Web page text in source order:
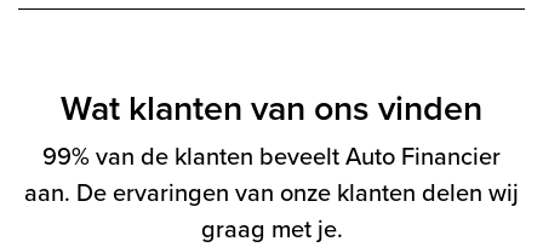
Wat klanten van ons vinden
99% van de klanten beveelt Auto Financier
aan. De ervaringen van onze klanten delen wij
graag met je.